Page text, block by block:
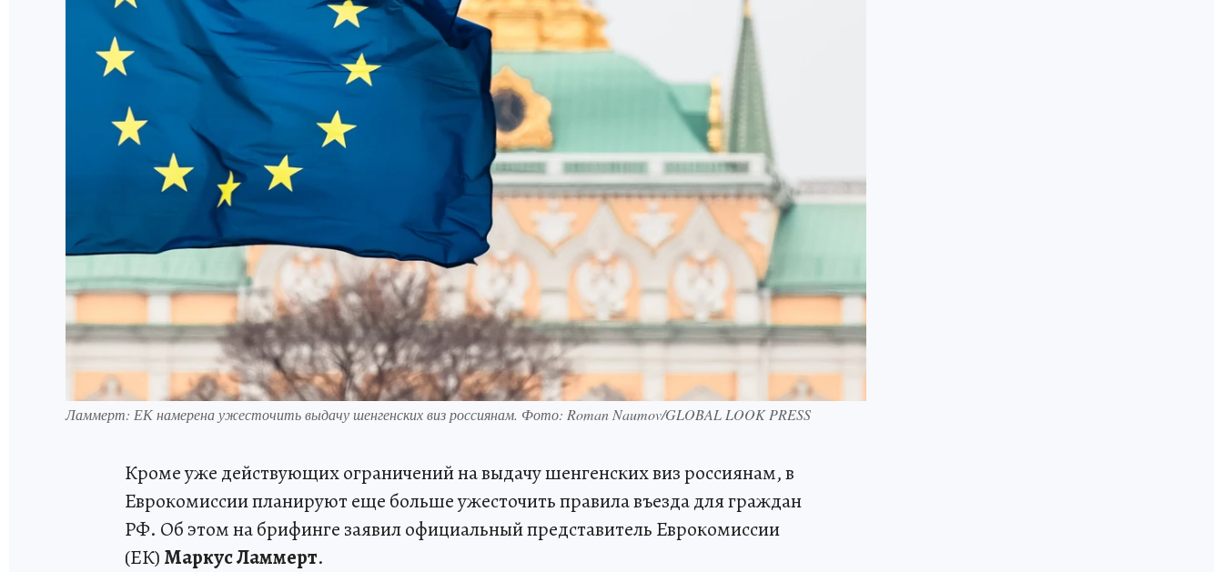
Ламмерт: ЕК намерена ужесточить выдачу шенгенских виз россиянам. Фото: Roman Naumov/GLOBAL LOOK PRESS
Кроме уже действующих ограничений на выдачу шенгенских виз россиянам, в
Еврокомиссии планируют еще больше ужесточить правила въезда для граждан
РФ. Об этом на брифинге заявил официальный представитель Еврокомиссии
(ЕК) Маркус Ламмерт.